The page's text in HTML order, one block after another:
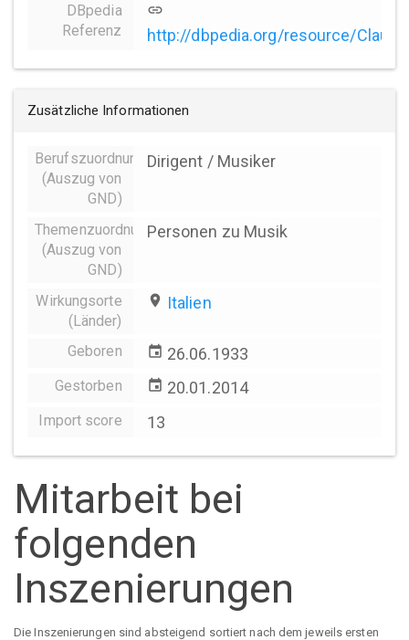
DBpedia
Referenz
link
http://dbpedia.org/resource/
Zusätzliche Informationen
Berufszuordnungen
(Auszug von
GND)
Dirigent / Musiker
Themenzuordnung
(Auszug von
GND)
Personen zu Musik
Wirkungsorte
(Länder)
place Italien
Geboren event 26.06.1933
Gestorben event 20.01.2014
Import score 13
Mitarbeit bei
folgenden
Inszenierungen
Die Inszenierungen sind absteigend sortiert nach dem jeweils ersten